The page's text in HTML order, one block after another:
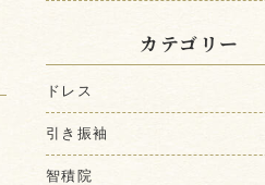
カテゴリー
ドレス
引き振袖
智積院